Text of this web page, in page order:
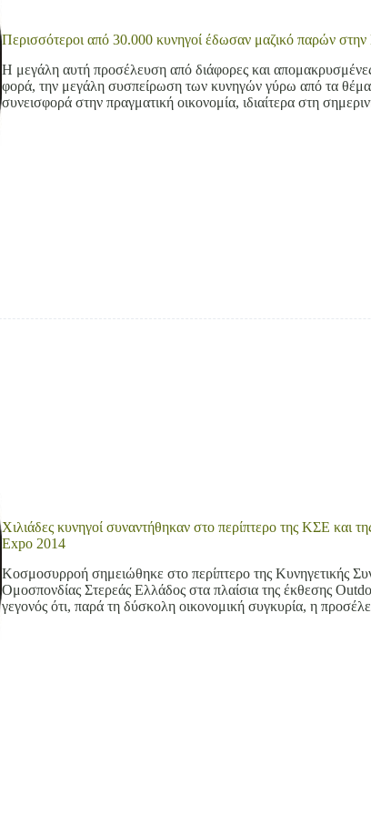
Περισσότεροι από 30.000 κυνηγοί έδωσαν μαζικό παρών στην
Η μεγάλη αυτή προσέλευση από διάφορες και
φορά, την μεγάλη συσπείρωση των κυνηγών γύρω από τα
συνεισφορά στην πραγματική οικονομία, ιδιαίτερα στη
Χιλιάδες κυνηγοί συναντήθηκαν στο περίπτερο της ΚΣΕ και
Expo 2014
Κοσμοσυρροή σημειώθηκε στο περίπτερο της Κυνηγετικής
Ομοσπονδίας Στερεάς Ελλάδος στα πλαίσια της έκθεσης
γεγονός ότι, παρά τη δύσκολη οικονομική συγκυρία, η